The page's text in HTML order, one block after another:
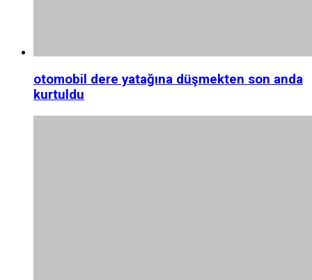
otomobil dere yatağına düşmekten son anda
kurtuldu